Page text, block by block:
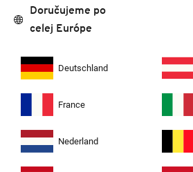
Doručujeme po
celej Európe
Deutschland
France
Nederland